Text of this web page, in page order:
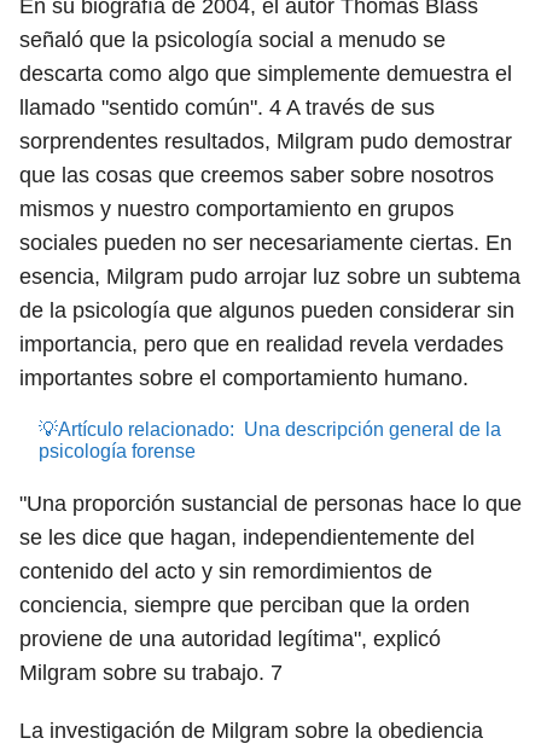
En su biografía de 2004, el autor Thomas Blass
señaló que la psicología social a menudo se
descarta como algo que simplemente demuestra el
llamado "sentido común". 4 A través de sus
sorprendentes resultados, Milgram pudo demostrar
que las cosas que creemos saber sobre nosotros
mismos y nuestro comportamiento en grupos
sociales pueden no ser necesariamente ciertas. En
esencia, Milgram pudo arrojar luz sobre un subtema
de la psicología que algunos pueden considerar sin
importancia, pero que en realidad revela verdades
importantes sobre el comportamiento humano.
💡Artículo relacionado: Una descripción general de la
psicología forense
"Una proporción sustancial de personas hace lo que
se les dice que hagan, independientemente del
contenido del acto y sin remordimientos de
conciencia, siempre que perciban que la orden
proviene de una autoridad legítima", explicó
Milgram sobre su trabajo. 7
La investigación de Milgram sobre la obediencia